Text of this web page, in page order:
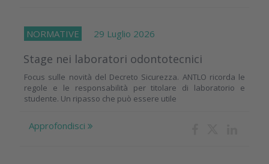
NORMATIVE 29 Luglio 2026
Stage nei laboratori odontotecnici
Focus sulle novità del Decreto Sicurezza. ANTLO ricorda le
regole e le responsabilità per titolare di laboratorio e
studente. Un ripasso che può essere utile
Approfondisci